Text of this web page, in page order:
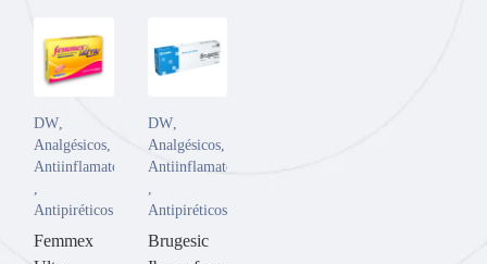
DW,
Analgésicos,
Antiinflamatorios
,
Antipiréticos
Femmex
DW,
Analgésicos,
Antiinflamatorios
,
Antipiréticos
Brugesic